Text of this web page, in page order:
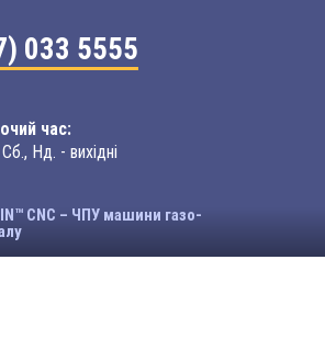
033 5555
час:
Нд. - вихідні
CNC – ЧПУ машини газо-